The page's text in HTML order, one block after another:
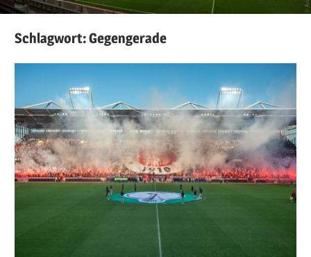
Schlagwort:Gegengerade